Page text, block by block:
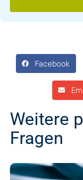
Facebook
Weitere
Fragen